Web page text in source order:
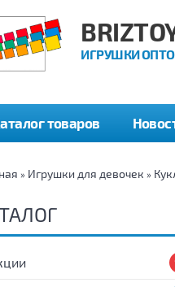
ИГРУШКИ
товаров
» Игрушки для девочек »